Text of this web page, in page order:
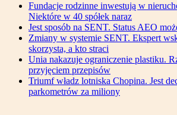
Fundacje rodzinne inwestują w
Niektóre w 40 spółek naraz
Jest sposób na SENT. Status AEO
Zmiany w systemie SENT. Ekspert
skorzysta, a kto straci
Unia nakazuje ograniczenie plastiku.
przyjęciem przepisów
Triumf władz lotniska Chopina. Jest
parkometrów za miliony